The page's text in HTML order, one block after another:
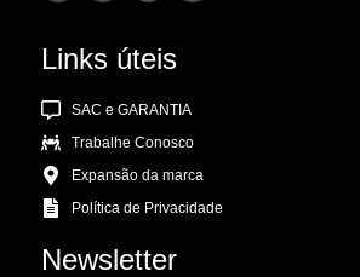
Links úteis
SAC e GARANTIA
Trabalhe Conosco
Expansão da marca
Política de Privacidade
Newsletter